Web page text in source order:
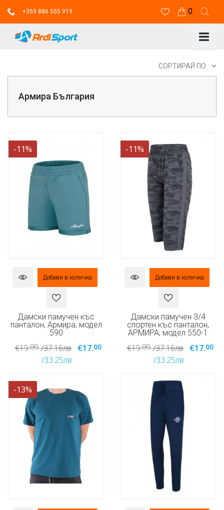
+359 886 555 919 0
Армира България
СОРТИРАЙ ПО
-11%
Добави в количка
Дамски памучен къс
панталон, Армира, модел
590
€19.00 /37.16лв €17.00
/33.25лв
-11%
Добави в количка
Дамски памучен 3/4
спортен къс панталон,
АРМИРА, модел 550-1
€19.00 /37.16лв €17.00
/33.25лв
-13%